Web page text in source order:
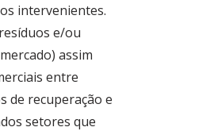
intervenientes.
e/ou
assim
entre
de recuperação e
setores que